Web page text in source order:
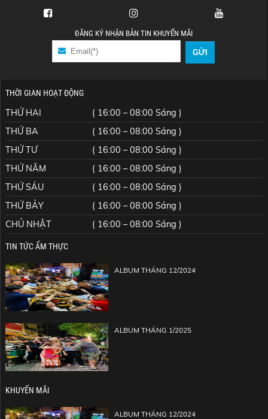
PHƯƠNG MIN SIÊU CUTE TẠI TỚI BẾN
ĐĂNG KÝ NHẬN BẢN TIN KHUYẾN MÃI
THỜI GIAN HOẠT ĐỘNG
THỨ HAI
( 16:00 – 08:00 Sáng )
THỨ BA
( 16:00 – 08:00 Sáng )
THỨ TƯ
( 16:00 – 08:00 Sáng )
THỨ NĂM
( 16:00 – 08:00 Sáng )
THỨ SÁU
( 16:00 – 08:00 Sáng )
THỨ BẢY
( 16:00 – 08:00 Sáng )
CHỦ NHẬT
( 16:00 – 08:00 Sáng )
TIN TỨC ẨM THỰC
ALBUM THÁNG 12/2024
ALBUM THÁNG 1/2025
KHUYẾN MÃI
ALBUM THÁNG 12/2024